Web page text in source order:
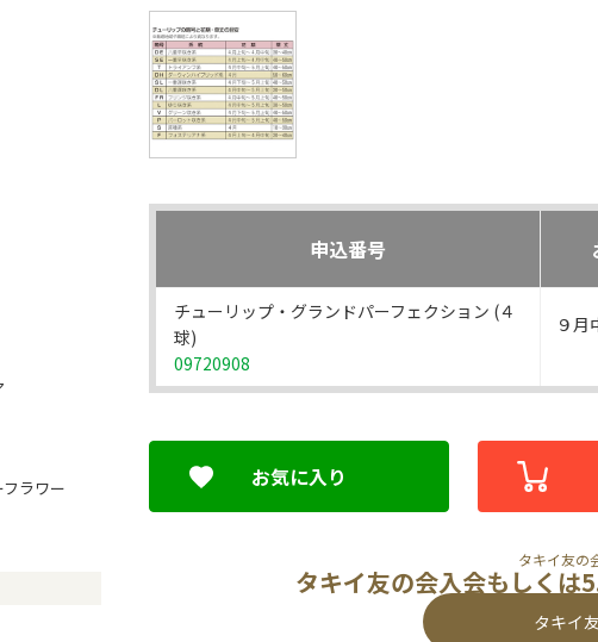
ラワー
申込番号
チューリップ・グランドパーフェクション (４
球)
09720908
９
お気に入り
タキイ友の
タキイ友の会入会もしくは
タキイ